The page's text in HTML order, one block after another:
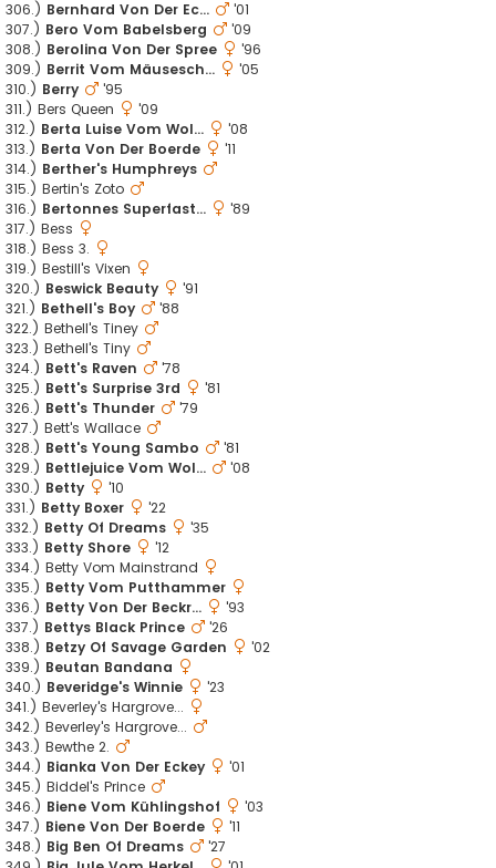
306.) Bernhard Von Der Ec...
'01
307.) Bero Vom Babelsberg
'09
308.) Berolina Von Der Spree
'96
309.) Berrit Vom Mäusesch...
'05
310.) Berry
'95
311.) Bers Queen
'09
312.) Berta Luise Vom Wol...
'08
313.) Berta Von Der Boerde
'11
314.) Berther's Humphreys
315.) Bertin's Zoto
316.) Bertonnes Superfast...
'89
317.) Bess
318.) Bess 3.
319.) Bestill's Vixen
320.) Beswick Beauty
'91
321.) Bethell's Boy
'88
322.) Bethell's Tiney
323.) Bethell's Tiny
324.) Bett's Raven
'78
325.) Bett's Surprise 3rd
'81
326.) Bett's Thunder
'79
327.) Bett's Wallace
328.) Bett's Young Sambo
'81
329.) Bettlejuice Vom Wol...
'08
330.) Betty
'10
331.) Betty Boxer
'22
332.) Betty Of Dreams
'35
333.) Betty Shore
'12
334.) Betty Vom Mainstrand
335.) Betty Vom Putthammer
336.) Betty Von Der Beckr...
'93
337.) Bettys Black Prince
'26
338.) Betzy Of Savage Garden
'02
339.) Beutan Bandana
340.) Beveridge's Winnie
'23
341.) Beverley's Hargrove...
342.) Beverley's Hargrove...
343.) Bewthe 2.
344.) Bianka Von Der Eckey
'01
345.) Biddel's Prince
346.) Biene Vom Kühlingshof
'03
347.) Biene Von Der Boerde
'11
348.) Big Ben Of Dreams
'27